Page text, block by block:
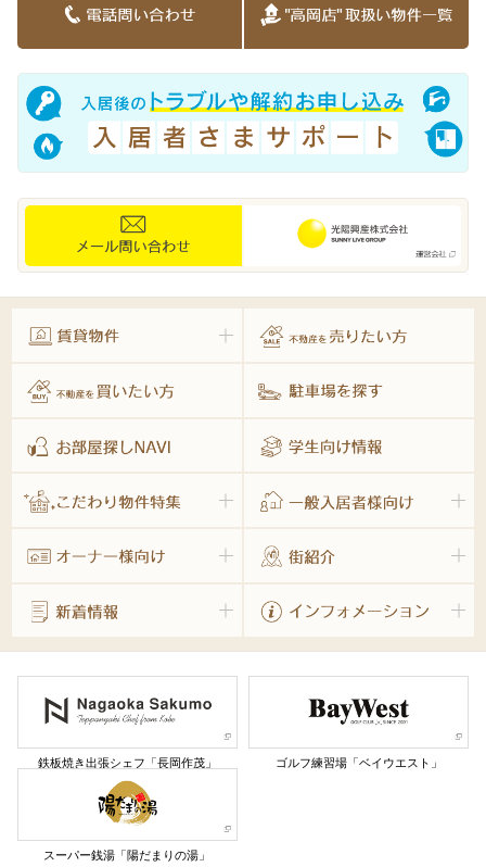
鉄板焼き出張シェフ「長岡作茂」 ゴルフ練習場「ベイウエスト」
スーパー銭湯「陽だまりの湯」